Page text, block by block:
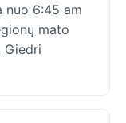
nuo 6:45 am
mato
Giedri